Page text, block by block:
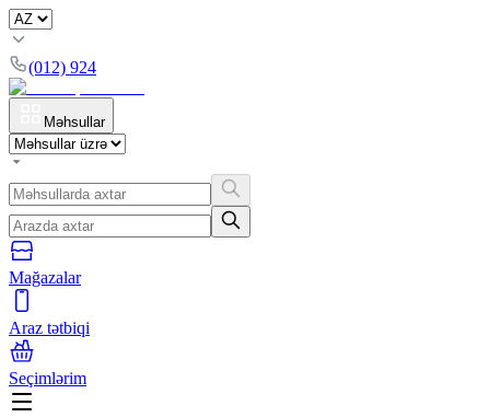
(012) 924
Məhsullar
Mağazalar
Araz tətbiqi
Seçimlərim